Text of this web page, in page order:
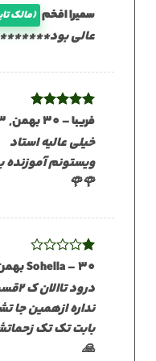
سمیرا افخم (مالک
عالی بود*******
نمره5از
فریبا–30 بهمن, 1403
خیلی عالیه استاد
ویستونم آموزنده
🌹🌹
نمره
از
5
Sohella–30 بهمن, 1403
نداره ازهمین جا
بابت تک تک
🙏